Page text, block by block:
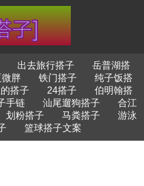
出去旅行搭子
岳普湖搭
胖 铁门搭子
纯子饭搭
搭子 24搭子
伯明翰搭
手链 汕尾遛狗搭子
合江
划粉搭子 马粪搭子
游泳
篮球搭子文案